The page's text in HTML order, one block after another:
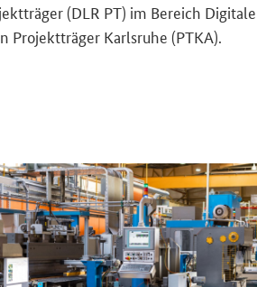
(DLR PT) im Be­reich
Pro­jekt­trä­ger Karls­ru­he (PTKA).